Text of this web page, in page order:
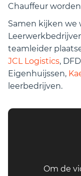
Chauffeur
Samen kijken we
teamleider
JCL Logistics,
Eigenhuijssen,
leerbedrijven.
Om de